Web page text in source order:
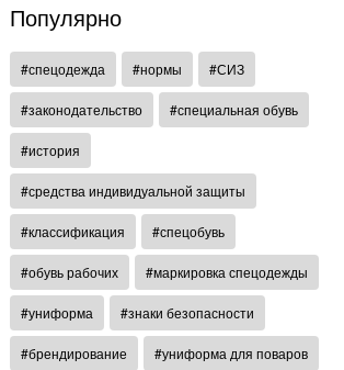
Популярно
#спецодежда #нормы #СИЗ
#законодательство #специальная обувь
#история
#средства индивидуальной защиты
#классификация #спецобувь
#обувь рабочих #маркировка спецодежды
#униформа #знаки безопасности
#брендирование #униформа для поваров